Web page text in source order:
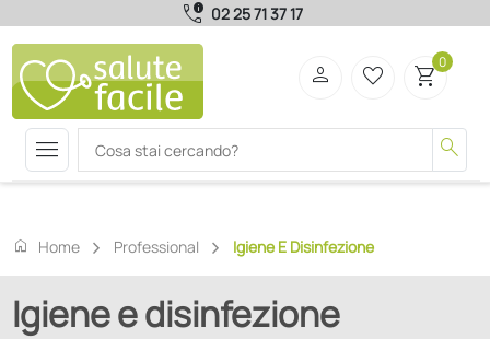
call_quality 02 25 71 37 17
menu search
person favorite_border shopping_cart0
home Home Professional Igiene E Disinfezione
Igiene e disinfezione